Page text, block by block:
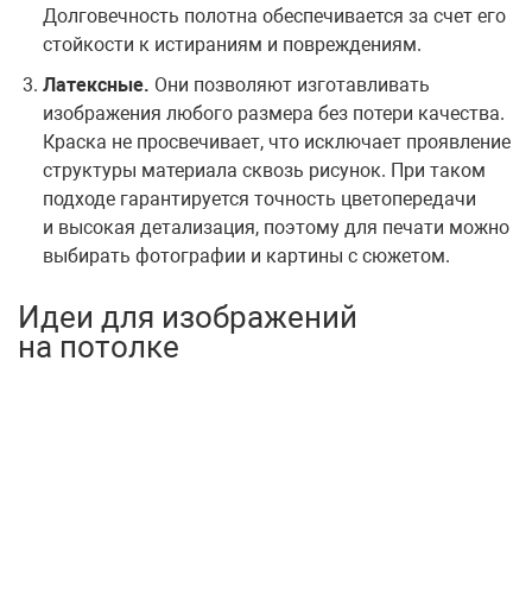
Долговечность полотна обеспечивается за счет его
стойкости к истираниям и повреждениям.
Латексные. Они позволяют изготавливать
изображения любого размера без потери качества.
Краска не просвечивает, что исключает проявление
структуры материала сквозь рисунок. При таком
подходе гарантируется точность цветопередачи
и высокая детализация, поэтому для печати можно
выбирать фотографии и картины с сюжетом.
Идеи для изображений
на потолке